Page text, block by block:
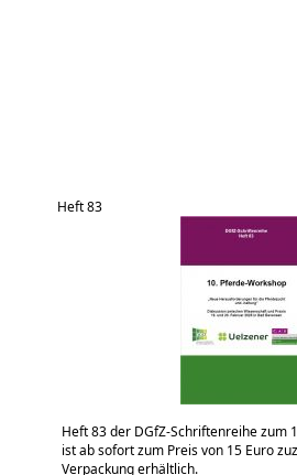
Heft 83
Heft 83 der DGfZ-Schriftenreihe zum
ist ab sofort zum Preis von 15 Euro
Verpackung erhältlich.